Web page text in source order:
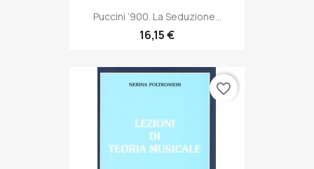
Puccini ’900. La Seduzione...
16,15 €
favorite_border